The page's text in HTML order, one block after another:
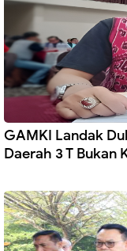
GAMKI Landak
Daerah 3 T Bukan